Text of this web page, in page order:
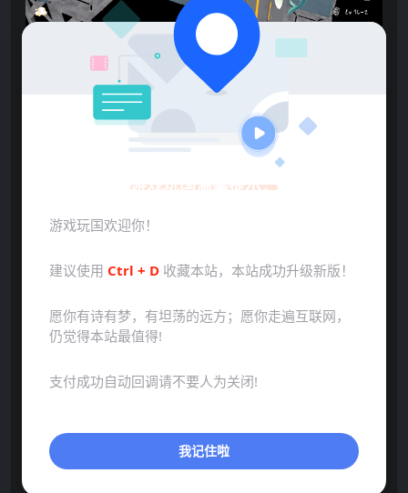
点击展开预览更多游戏图片
游戏玩国温馨提示：
游戏玩国欢迎你！
建议使用 Ctrl + D 收藏本站，本站成功升级新版！
愿你有诗有梦，有坦荡的远方；愿你走遍互联网，
仍觉得本站最值得!
支付成功自动回调请不要人为关闭!
我记住啦